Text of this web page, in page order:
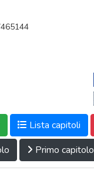
Lista capitoli
Primo capitolo